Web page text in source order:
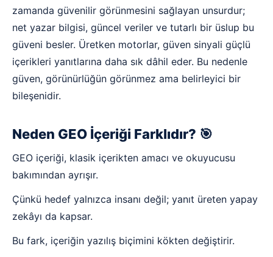
zamanda güvenilir görünmesini sağlayan unsurdur;
net yazar bilgisi, güncel veriler ve tutarlı bir üslup bu
güveni besler. Üretken motorlar, güven sinyali güçlü
içerikleri yanıtlarına daha sık dâhil eder. Bu nedenle
güven, görünürlüğün görünmez ama belirleyici bir
bileşenidir.
Neden GEO İçeriği Farklıdır? 🎯
GEO içeriği, klasik içerikten amacı ve okuyucusu
bakımından ayrışır.
Çünkü hedef yalnızca insanı değil; yanıt üreten yapay
zekâyı da kapsar.
Bu fark, içeriğin yazılış biçimini kökten değiştirir.